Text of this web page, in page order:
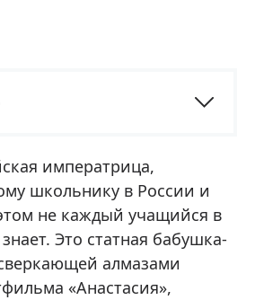
императрица,
школьнику в России и
не каждый учащийся в
Это статная бабушка-
алмазами
«Анастасия»,